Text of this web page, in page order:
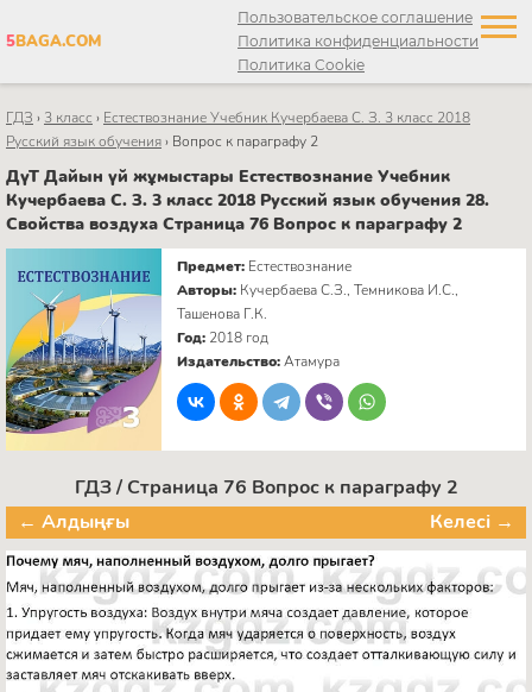
5BAGA.COM
Пользовательское соглашение
Политика конфиденциальности
Политика Cookie
ГДЗ › 3 класс › Естествознание Учебник Кучербаева C. З. 3 класс 2018
Русский язык обучения› Вопрос к параграфу 2
ДүТ Дайын үй жұмыстары Естествознание Учебник
Кучербаева C. З. 3 класс 2018 Русский язык обучения 28.
Свойства воздуха Страница 76 Вопрос к параграфу 2
Предмет: Естествознание
Авторы: Кучербаева C.З., Темникова И.С.,
Ташенова Г.К.
Год: 2018 год
Издательство:Атамура
ГДЗ / Страница 76 Вопрос к параграфу 2
← Алдыңғы
Келесі →